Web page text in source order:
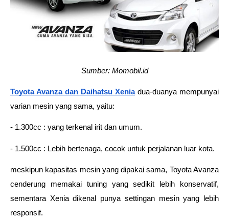
Sumber: Momobil.id
Toyota Avanza dan Daihatsu Xenia dua-duanya mempunyai
varian mesin yang sama, yaitu:
- 1.300cc : yang terkenal irit dan umum.
- 1.500cc : Lebih bertenaga, cocok untuk perjalanan luar kota.
meskipun kapasitas mesin yang dipakai sama, Toyota Avanza
cenderung memakai tuning yang sedikit lebih konservatif,
sementara Xenia dikenal punya settingan mesin yang lebih
responsif.